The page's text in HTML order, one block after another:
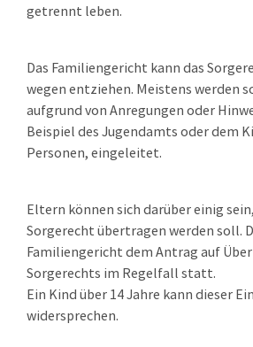
getrennt leben.
Das Familiengericht kann das
wegen entziehen. Meistens werden
aufgrund von Anregungen oder
Beispiel des Jugendamts oder dem
Personen, eingeleitet.
Eltern können sich darüber einig
Sorgerecht übertragen werden soll.
Familiengericht dem Antrag auf
Sorgerechts im Regelfall statt.
Ein Kind über 14 Jahre kann dieser
widersprechen.